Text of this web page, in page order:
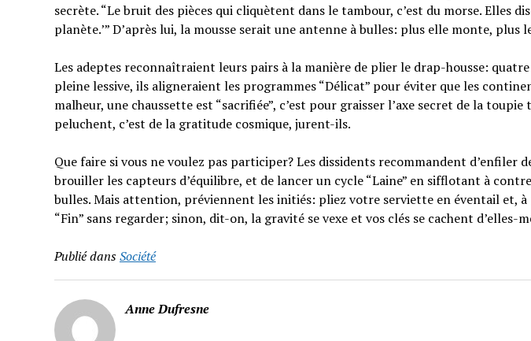
secrète. “Le bruit des pièces qui cliquètent dans le tambour, c’est du morse. Elles
planète.’” D’après lui, la mousse serait une antenne à bulles: plus elle monte, plus
Les adeptes reconnaîtraient leurs pairs à la manière de plier le drap-housse:
pleine lessive, ils aligneraient les programmes “Délicat” pour éviter que les
malheur, une chaussette est “sacrifiée”, c’est pour graisser l’axe secret de la
peluchent, c’est de la gratitude cosmique, jurent-ils.
Que faire si vous ne voulez pas participer? Les dissidents recommandent d’enfiler
brouiller les capteurs d’équilibre, et de lancer un cycle “Laine” en sifflotant à
bulles. Mais attention, préviennent les initiés: pliez votre serviette en éventail et,
“Fin” sans regarder; sinon, dit-on, la gravité se vexe et vos clés se cachent d’elles-
Publié dansSociété
Anne Dufresne